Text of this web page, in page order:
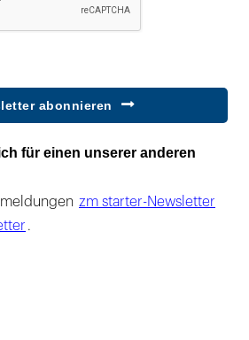
abonnieren
für einen unserer anderen
zm starter-Newsletter
.